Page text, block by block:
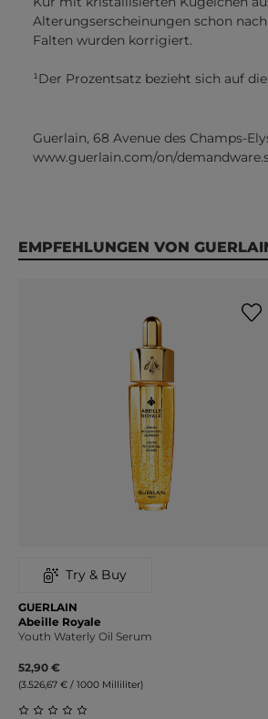
Alterungserscheinungen schon
Falten wurden korrigiert.
¹Der Prozentsatz bezieht sich auf
Guerlain, 68 Avenue des Champs-
www.guerlain.com/on/
Produktgalerie überspringen
EMPFEHLUNGEN VON
Try & Buy
GUERLAIN
Abeille Royale
Youth Waterly Oil Serum
52,90 €
(3.526,67 € / 1000 Milliliter)